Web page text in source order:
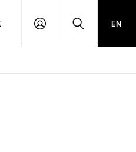
PŘIHLÁSITHLEDAT
EN